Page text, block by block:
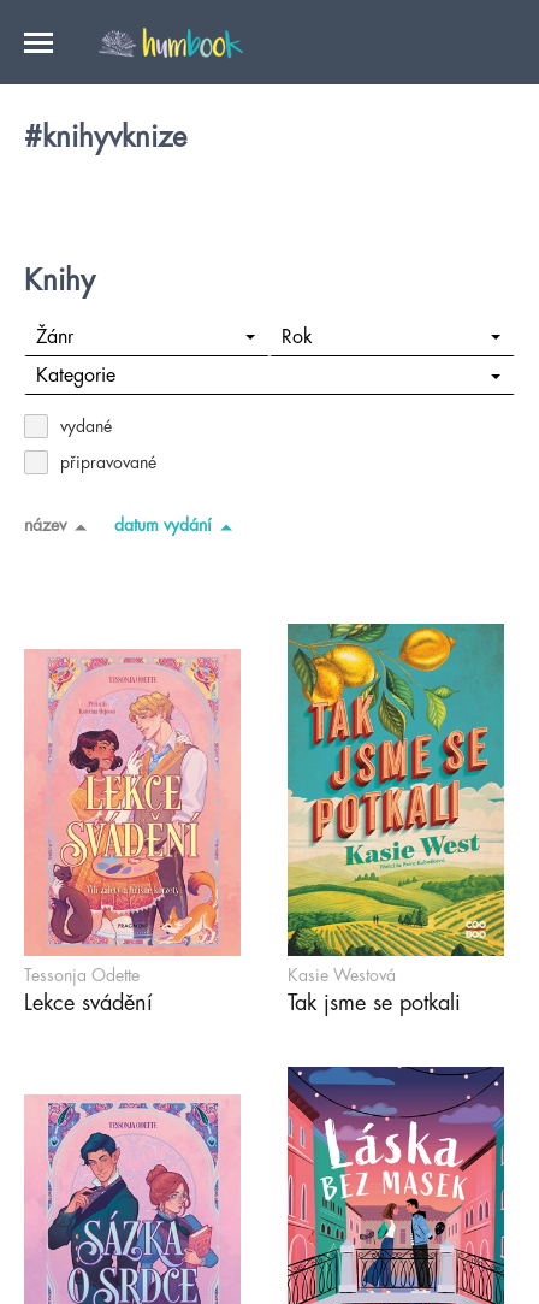
#knihyvknize
Knihy
Žánr Rok
Kategorie
vydané
připravované
název datum vydání
Tessonja Odette
Lekce svádění
Kasie Westová
Tak jsme se potkali